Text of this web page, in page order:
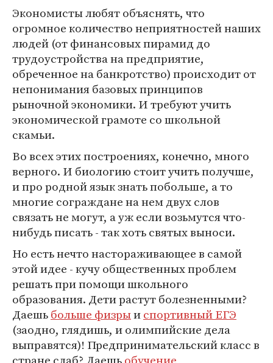
Экономисты любят объяснять, что
огромное количество неприятностей наших
людей (от финансовых пирамид до
трудоустройства на предприятие,
обреченное на банкротство) происходит от
непонимания базовых принципов
рыночной экономики. И требуют учить
экономической грамоте со школьной
скамьи.
Во всех этих построениях, конечно, много
верного. И биологию стоит учить получше,
и про родной язык знать побольше, а то
многие сограждане на нем двух слов
связать не могут, а уж если возьмутся что-
нибудь писать - так хоть святых выноси.
Но есть нечто настораживающее в самой
этой идее - кучу общественных проблем
решать при помощи школьного
образования. Дети растут болезненными?
Даешьбольше физрыиспортивный ЕГЭ
(заодно, глядишь, и олимпийские дела
выправятся)! Предпринимательский класс в